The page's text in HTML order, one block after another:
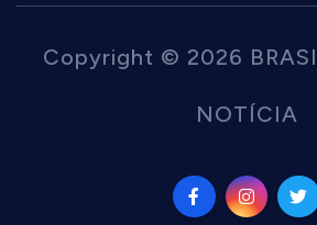
Copyright © 2026
NOTÍCIA